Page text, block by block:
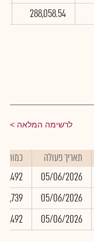
288,058.54
לרשימה המלאה
תאריך פעולה
כמות
05/06/2026
14,492
05/06/2026
21,739
05/06/2026
14,492